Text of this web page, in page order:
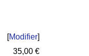
[Modifier]
35,00 €